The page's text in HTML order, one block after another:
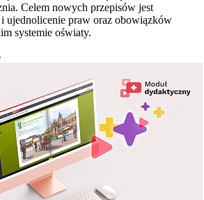
Celem nowych przepisów jest
ujednolicenie praw oraz obowiązków
systemie oświaty.